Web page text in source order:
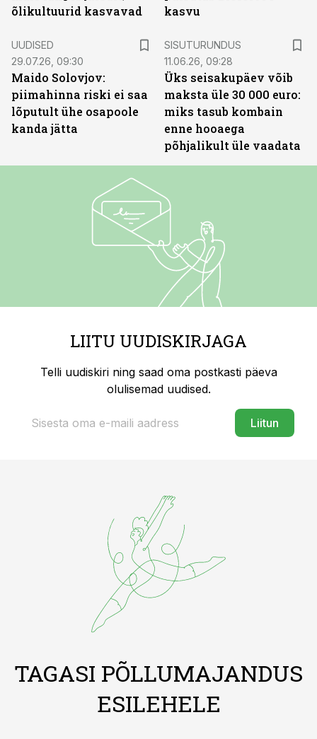
õlikultuurid kasvavad
kasvu
UUDISED
29.07.26, 09:30
Maido Solovjov:
piimahinna riski ei saa
lõputult ühe osapoole
kanda jätta
SISUTURUNDUS
11.06.26, 09:28
Üks seisakupäev võib
maksta üle 30 000 euro:
miks tasub kombain
enne hooaega
põhjalikult üle vaadata
LIITU UUDISKIRJAGA
Telli uudiskiri ning saad oma postkasti päeva
olulisemad uudised.
Liitun
TAGASI PÕLLUMAJANDUS
ESILEHELE